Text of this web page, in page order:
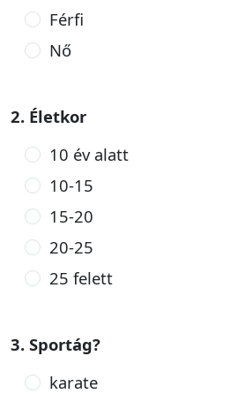
Férfi
Nő
2. Életkor
10 év alatt
10-15
15-20
20-25
25 felett
3. Sportág?
karate